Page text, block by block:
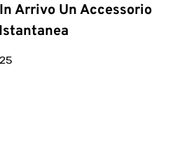
Arrivo Un Accessorio